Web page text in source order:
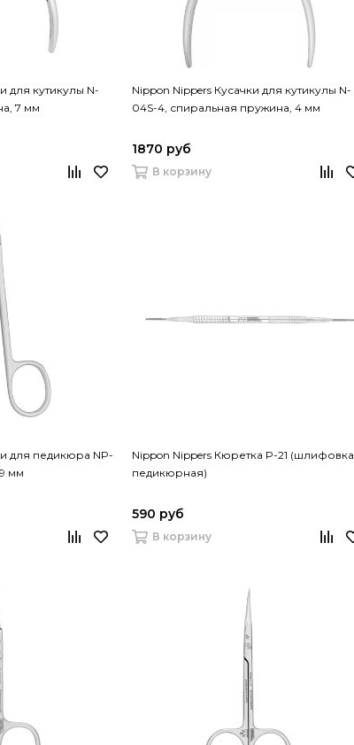
для кутикулы N-
7 мм
Nippon Nippers Кусачки для кутикулы N-
04S-4, спиральная пружина, 4 мм
1870 руб
В корзину
для педикюра NP-
мм
Nippon Nippers Кюретка P-21 (шлифовка
педикюрная)
590 руб
В корзину